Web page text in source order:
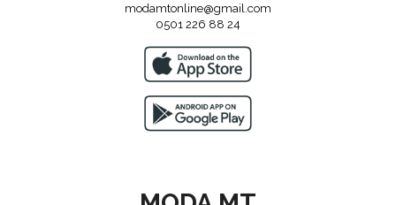
modamtonline@gmail.com
0501 226 88 24